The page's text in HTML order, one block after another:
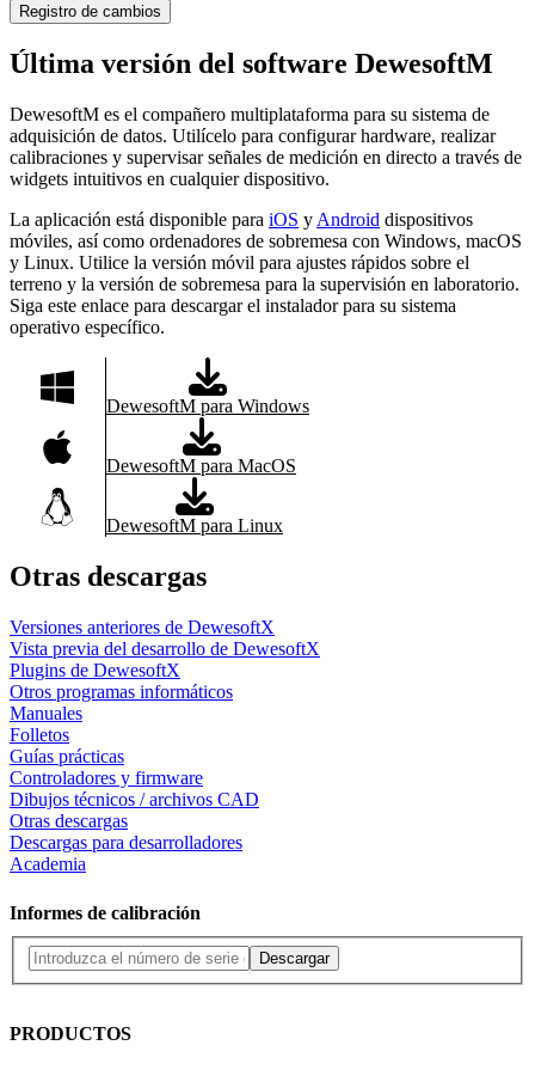
Registro de cambios
Última versión del software DewesoftM
DewesoftM es el compañero multiplataforma para su sistema de
adquisición de datos. Utilícelo para configurar hardware, realizar
calibraciones y supervisar señales de medición en directo a través de
widgets intuitivos en cualquier dispositivo.
La aplicación está disponible para iOS y Android dispositivos
móviles, así como ordenadores de sobremesa con Windows, macOS
y Linux. Utilice la versión móvil para ajustes rápidos sobre el
terreno y la versión de sobremesa para la supervisión en laboratorio.
Siga este enlace para descargar el instalador para su sistema
operativo específico.
DewesoftM para Windows
DewesoftM para MacOS
DewesoftM para Linux
Otras descargas
Versiones anteriores de DewesoftX
Vista previa del desarrollo de DewesoftX
Plugins de DewesoftX
Otros programas informáticos
Manuales
Folletos
Guías prácticas
Controladores y firmware
Dibujos técnicos / archivos CAD
Otras descargas
Descargas para desarrolladores
Academia
Informes de calibración
Descargar
PRODUCTOS